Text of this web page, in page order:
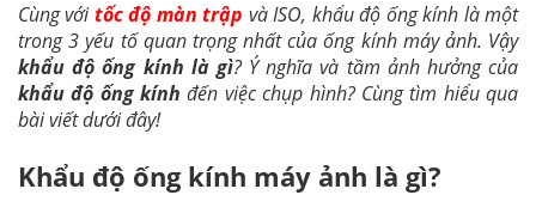
Cùng vớitốc độ màn trập và ISO, khẩu độ ống kính là một
trong 3 yếu tố quan trọng nhất của ống kính máy ảnh. Vậy
khẩu độ ống kính là gì? Ý nghĩa và tầm ảnh hưởng của
khẩu độ ống kínhđến việc chụp hình? Cùng tìm hiểu qua
bài viết dưới đây!
Khẩu độ ống kính máy ảnh là gì?